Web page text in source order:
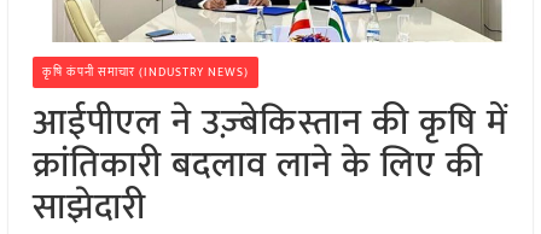
कृषि कंपनी समाचार (INDUSTRY NEWS)
आईपीएल ने उज़्बेकिस्तान की कृषि में
क्रांतिकारी बदलाव लाने के लिए की
साझेदारी